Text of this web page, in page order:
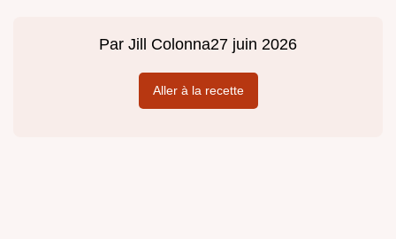
Par Jill Colonna27 juin 2026
Aller à la recette